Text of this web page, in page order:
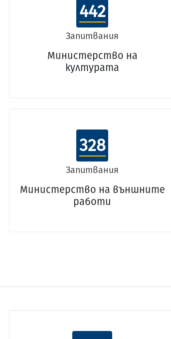
442
Запитвания
Министерство на
културата
328
Запитвания
Министерство на външните
работи